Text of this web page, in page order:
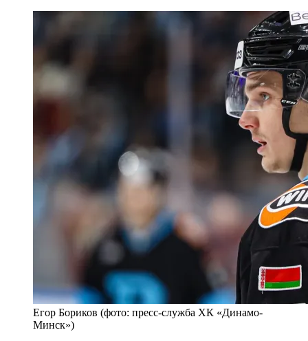
Егор Бориков (фото: пресс-служба ХК «Динамо-
Минск»)